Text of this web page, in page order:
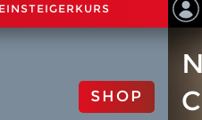
EINSTEIGERKURS
SHOP